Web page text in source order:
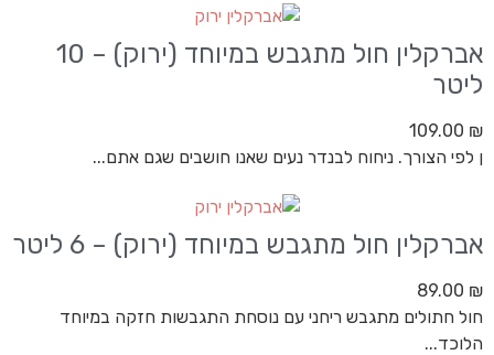
אברקלין חול מתגבש במיוחד (ירוק) – 10
ליטר
109.00 ₪
ן לפי הצורך. ניחוח לבנדר נעים שאנו חושבים שגם אתם...
אברקלין חול מתגבש במיוחד (ירוק) – 6 ליטר
89.00 ₪
חול חתולים מתגבש ריחני עם נוסחת התגבשות חזקה במיוחד
הלוכד...